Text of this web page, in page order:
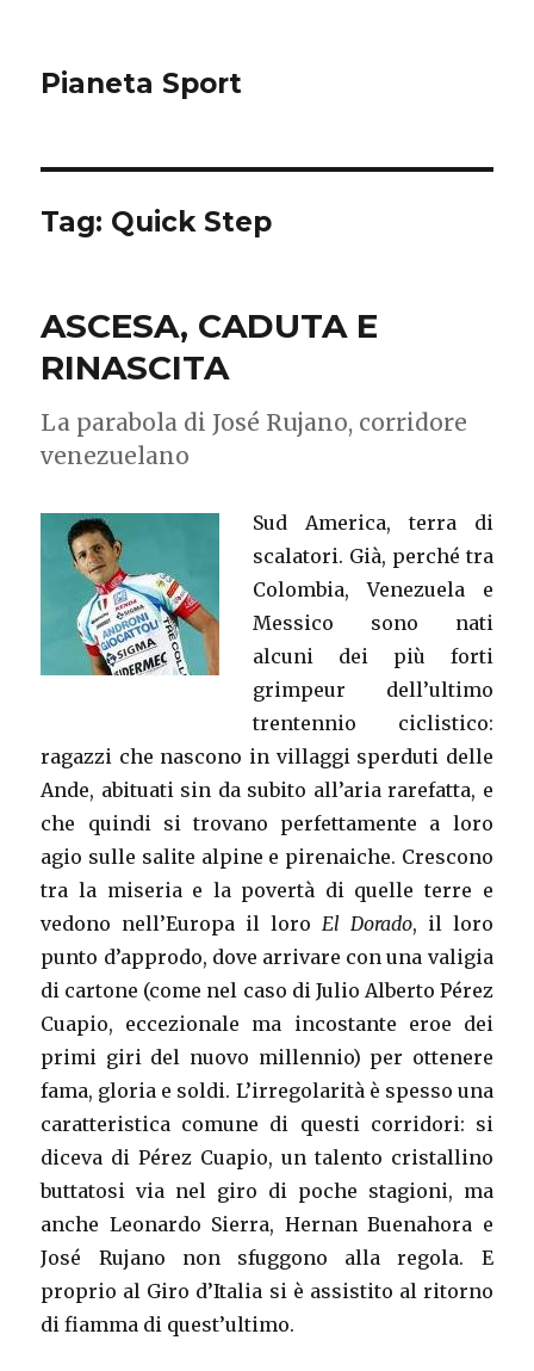
Pianeta Sport
Tag: Quick Step
ASCESA, CADUTA E
RINASCITA
La parabola di José Rujano, corridore
venezuelano
Sud America, terra di
scalatori. Già, perché tra
Colombia, Venezuela e
Messico sono nati
alcuni dei più forti
grimpeur dell’ultimo
trentennio ciclistico:
ragazzi che nascono in villaggi sperduti delle
Ande, abituati sin da subito all’aria rarefatta, e
che quindi si trovano perfettamente a loro
agio sulle salite alpine e pirenaiche. Crescono
tra la miseria e la povertà di quelle terre e
vedono nell’Europa il loro El Dorado, il loro
punto d’approdo, dove arrivare con una valigia
di cartone (come nel caso di Julio Alberto Pérez
Cuapio, eccezionale ma incostante eroe dei
primi giri del nuovo millennio) per ottenere
fama, gloria e soldi. L’irregolarità è spesso una
caratteristica comune di questi corridori: si
diceva di Pérez Cuapio, un talento cristallino
buttatosi via nel giro di poche stagioni, ma
anche Leonardo Sierra, Hernan Buenahora e
José Rujano non sfuggono alla regola. E
proprio al Giro d’Italia si è assistito al ritorno
di fiamma di quest’ultimo.